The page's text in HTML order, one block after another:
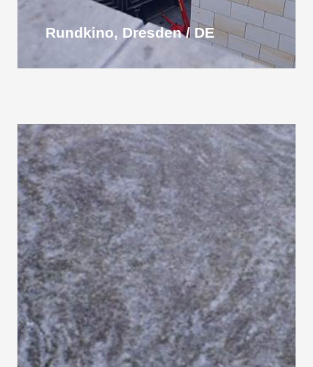
Rundkino, Dresden / DE